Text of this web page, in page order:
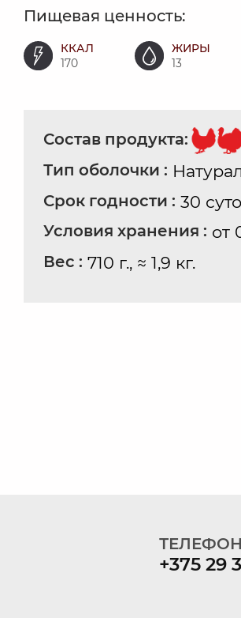
Пищевая ценность:
ККАЛ
170
ЖИРЫ
13
Состав продукта:
Тип оболочки :
Срок годности : 30
Условия хранения : от
Вес : 710 г., ≈ 1,9 кг.
+375 29